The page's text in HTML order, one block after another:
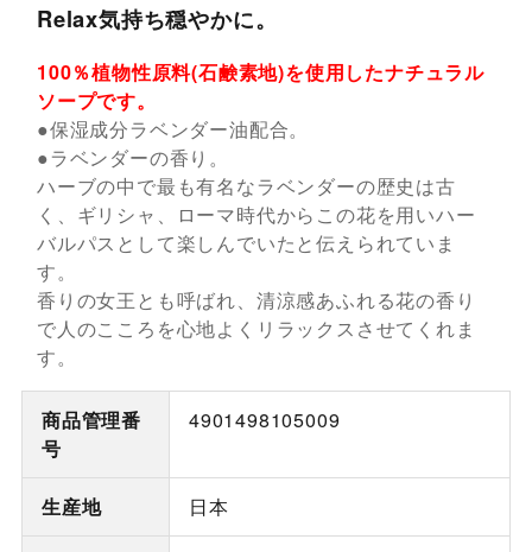
Relax気持ち穏やかに。
100％植物性原料(石鹸素地)を使用したナチュラル
ソープです。
●保湿成分ラベンダー油配合。
●ラベンダーの香り。
ハーブの中で最も有名なラベンダーの歴史は古
く、ギリシャ、ローマ時代からこの花を用いハー
バルパスとして楽しんでいたと伝えられていま
す。
香りの女王とも呼ばれ、清涼感あふれる花の香り
で人のこころを心地よくリラックスさせてくれま
す。
商品管理番
号
4901498105009
生産地 日本